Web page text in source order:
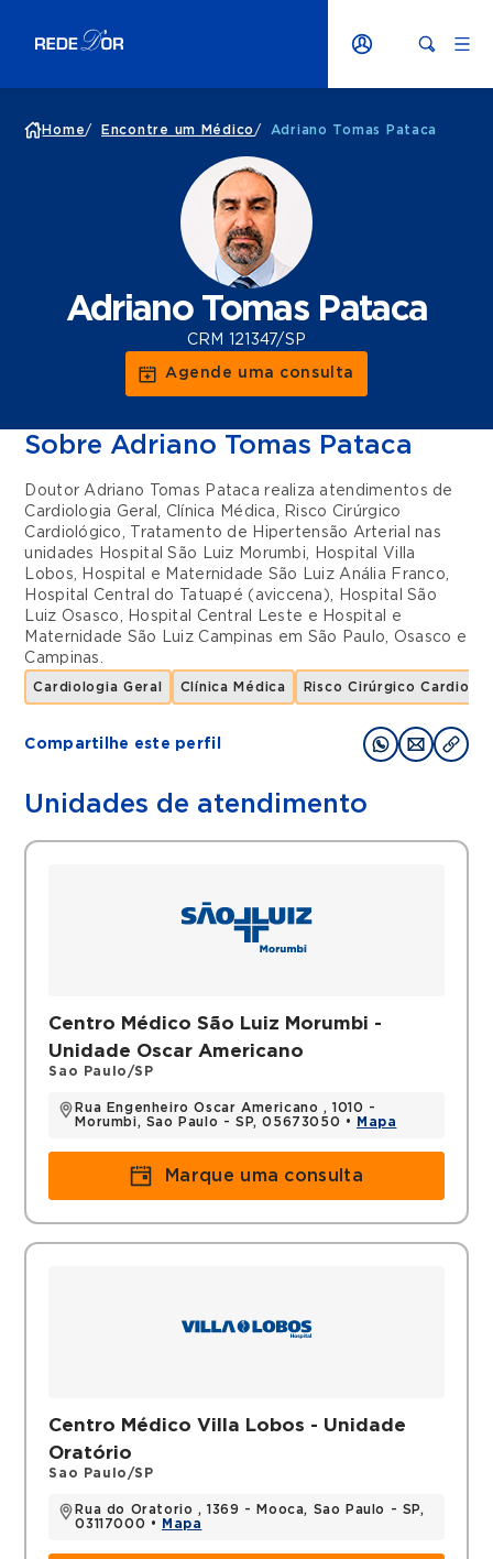
Home/ Encontre um Médico / Adriano Tomas Pataca
Adriano Tomas Pataca
CRM 121347/SP
Agende uma consulta
Sobre Adriano Tomas Pataca
Doutor Adriano Tomas Pataca realiza atendimentos de
Cardiologia Geral, Clínica Médica, Risco Cirúrgico
Cardiológico, Tratamento de Hipertensão Arterial
nas
unidades
Hospital São Luiz Morumbi,
Hospital Villa
Lobos, Hospital e Maternidade São Luiz Anália Franco,
Hospital Central do Tatuapé (aviccena),
Hospital São
Luiz Osasco, Hospital Central Leste e Hospital e
Maternidade São Luiz Campinas em São Paulo, Osasco e
Campinas.
Cardiologia Geral Clínica Médica Risco Cirúrgico
Compartilhe este perfil
Unidades de atendimento
Centro Médico São Luiz Morumbi -
Unidade Oscar Americano
Sao Paulo/SP
Rua Engenheiro Oscar Americano , 1010 -
Morumbi, Sao Paulo - SP, 05673050 •
Mapa
Marque uma consulta
Centro Médico Villa Lobos - Unidade
Oratório
Sao Paulo/SP
Rua do Oratorio , 1369 - Mooca, Sao Paulo - SP,
03117000 •
Mapa